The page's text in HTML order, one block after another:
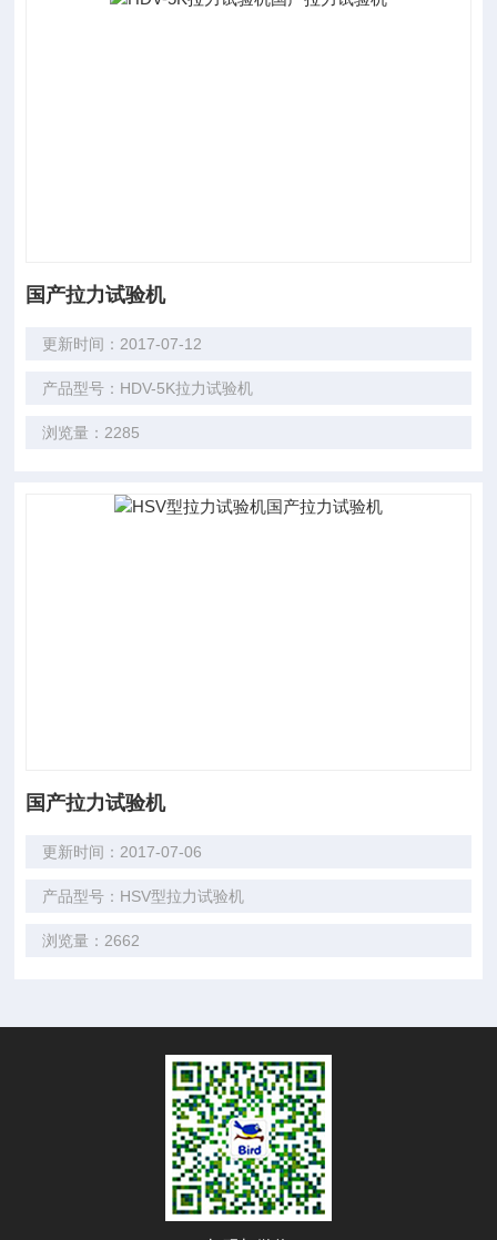
国产拉力试验机
更新时间：2017-07-12
产品型号：HDV-5K拉力试验机
浏览量：2285
国产拉力试验机
更新时间：2017-07-06
产品型号：HSV型拉力试验机
浏览量：2662